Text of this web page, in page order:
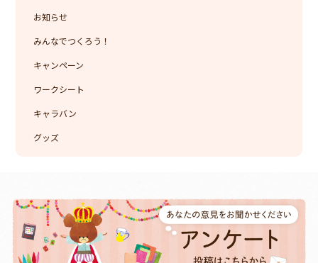
お知らせ
みんなでつくろう！
キャンペーン
ワークシート
キャラバン
グッズ